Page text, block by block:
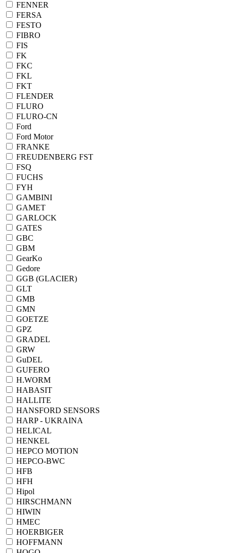
FENNER
FERSA
FESTO
FIBRO
FIS
FK
FKC
FKL
FKT
FLENDER
FLURO
FLURO-CN
Ford
Ford Motor
FRANKE
FREUDENBERG FST
FSQ
FUCHS
FYH
GAMBINI
GAMET
GARLOCK
GATES
GBC
GBM
GearKo
Gedore
GGB (GLACIER)
GLT
GMB
GMN
GOETZE
GPZ
GRADEL
GRW
GuDEL
GUFERO
H.WORM
HABASIT
HALLITE
HANSFORD SENSORS
HARP - UKRAINA
HELICAL
HENKEL
HEPCO MOTION
HEPCO-BWC
HFB
HFH
Hipol
HIRSCHMANN
HIWIN
HMEC
HOERBIGER
HOFFMANN